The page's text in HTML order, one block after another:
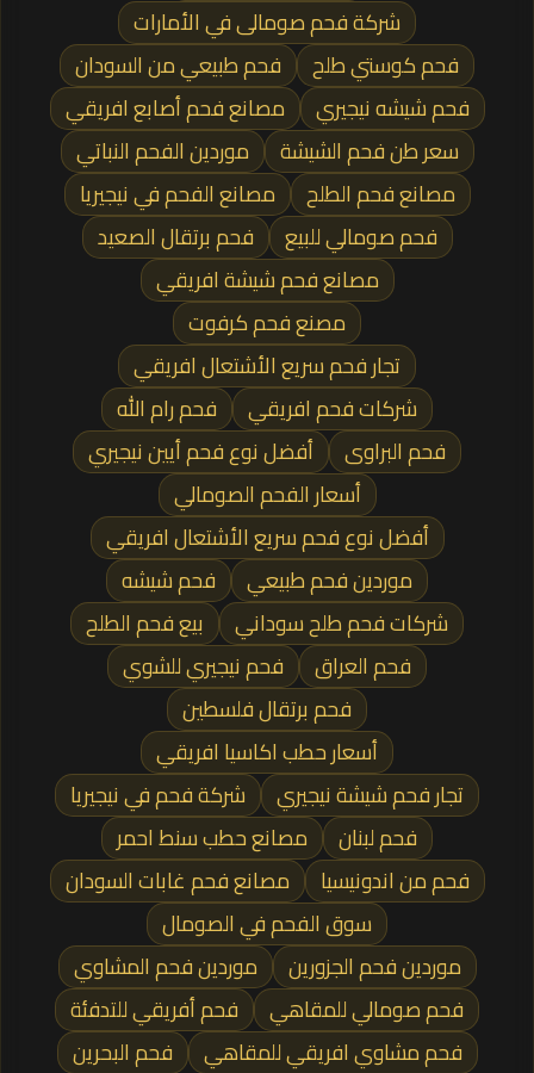
شركة فحم صومالى في الأمارات
فحم كوستي طلح
فحم طبيعي من السودان
فحم شيشه نيجيري
مصانع فحم أصابع افريقي
سعر طن فحم الشيشة
موردين الفحم النباتي
مصانع فحم الطلح
مصانع الفحم في نيجيريا
فحم صومالي للبيع
فحم برتقال الصعيد
مصانع فحم شيشة افريقي
مصنع فحم كرفوت
تجار فحم سريع الأشتعال افريقي
شركات فحم افريقي
فحم رام الله
فحم البراوى
أفضل نوع فحم أيين نيجيري
أسعار الفحم الصومالي
أفضل نوع فحم سريع الأشتعال افريقي
موردين فحم طبيعي
فحم شيشه
شركات فحم طلح سوداني
بيع فحم الطلح
فحم العراق
فحم نيجيري للشوي
فحم برتقال فلسطين
أسعار حطب اكاسيا افريقي
تجار فحم شيشة نيجيري
شركة فحم في نيجيريا
فحم لبنان
مصانع حطب سنط احمر
فحم من اندونيسيا
مصانع فحم غابات السودان
سوق الفحم في الصومال
موردين فحم الجزورين
موردين فحم المشاوي
فحم صومالي للمقاهي
فحم أفريقي للتدفئة
فحم مشاوي افريقي للمقاهي
فحم البحرين